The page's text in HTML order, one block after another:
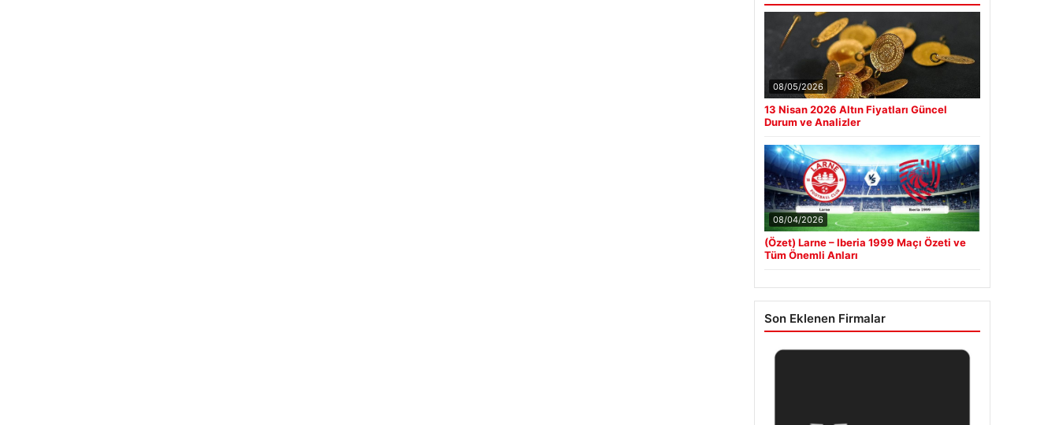
08/05/2026
13 Nisan 2026 Altın Fiyatları Güncel
Durum ve Analizler
08/04/2026
(Özet) Larne – Iberia 1999 Maçı Özeti ve
Tüm Önemli Anları
Son Eklenen Firmalar